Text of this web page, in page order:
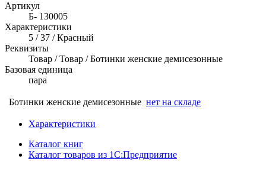
Артикул
Б- 130005
Характеристики
5 / 37 / Красный
Реквизиты
Товар / Товар / Ботинки женские демисезонные
Базовая единица
пара
Ботинки женские демисезонные нет на складе
Характеристики
Каталог книг
Каталог товаров из 1С:Предприятие